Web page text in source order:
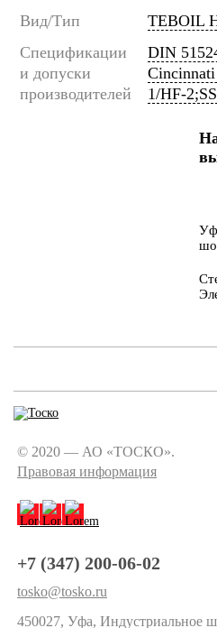
Вид/Тип
TEBOIL
Спецификации
и допуски
производителей
DIN
1/HF-
© 2020 — АО «ТОСКО».
Правовая информация
+7 (347) 200-06-02
tosko@tosko.ru
450027, Уфа, Индустриальное